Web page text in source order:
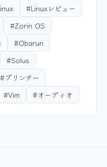
#Linuxレビュー
#Zorin OS
#Obarun
#Solus
#プリンター
#Vim #オーディオ